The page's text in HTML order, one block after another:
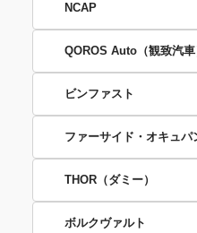
NCAP
QOROS Auto（観致汽車
ビンファスト
ファーサイド・オキュ
THOR（ダミー）
ボルクヴァルト